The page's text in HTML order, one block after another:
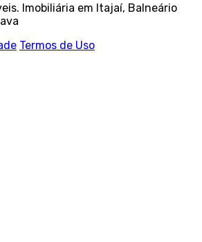
Imobiliária em Itajaí, Balneário
Termos de Uso